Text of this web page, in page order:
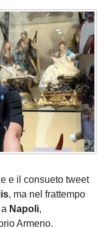
e il consueto tweet
, ma nel frattempo
Napoli,
Armeno.